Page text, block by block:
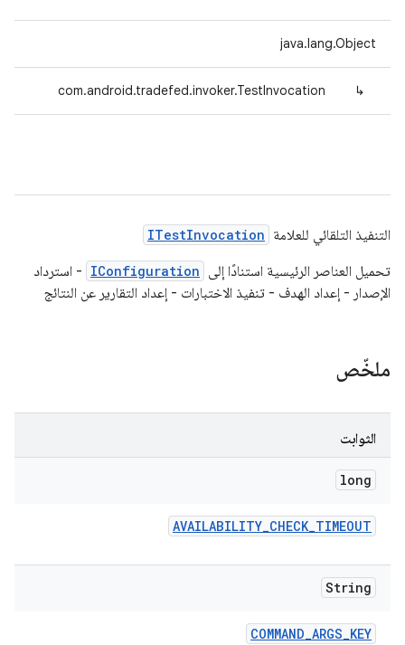
java.lang.Object
↳
com.android.tradefed.invoker.TestInvocation
التنفيذ التلقائي للعلامة ITestInvocation
تحميل العناصر الرئيسية استنادًا إلى IConfiguration - استرداد
الإصدار - إعداد الهدف - تنفيذ الاختبارات - إعداد التقارير عن النتائج
ملخّص
الثوابت
long
AVAILABILITY_CHECK_TIMEOUT
String
COMMAND_ARGS_KEY